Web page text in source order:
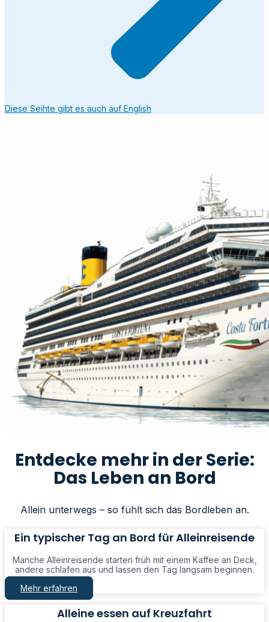
Diese Seihte gibt es auch auf English
Entdecke mehr in der Serie:
Das Leben an Bord
Allein unterwegs – so fühlt sich das Bordleben an.
Ein typischer Tag an Bord für Alleinreisende
Manche Alleinreisende starten früh mit einem Kaffee an Deck,
andere schlafen aus und lassen den Tag langsam beginnen.
Mehr erfahren
Alleine essen auf Kreuzfahrt